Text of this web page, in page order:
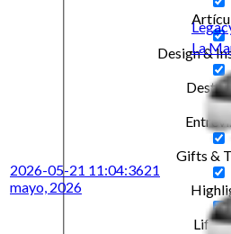
Design &
Gifts &
2026-05-21 11:04:3621
mayo, 2026
La